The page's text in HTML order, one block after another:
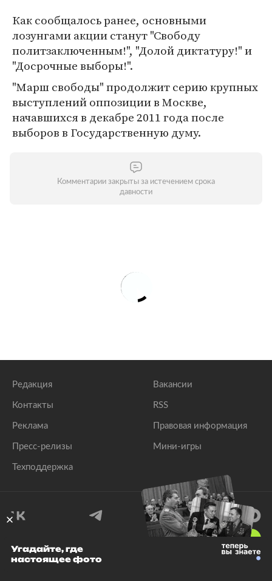
Как сообщалось ранее, основными
лозунгами акции станут "Свободу
политзаключенным!", "Долой диктатуру!" и
"Досрочные выборы!".
"Марш свободы" продолжит серию крупных
выступлений оппозиции в Москве,
начавшихся в декабре 2011 года после
выборов в Государственную думу.
Комментарии закрыты за истечением срока
давности
Редакция
Контакты
Реклама
Пресс-релизы
Техподдержка
Вакансии
RSS
Правовая информация
Мини-игры
© 1999–2026 Все права защищены.
Угадайте, где
настоящее фото